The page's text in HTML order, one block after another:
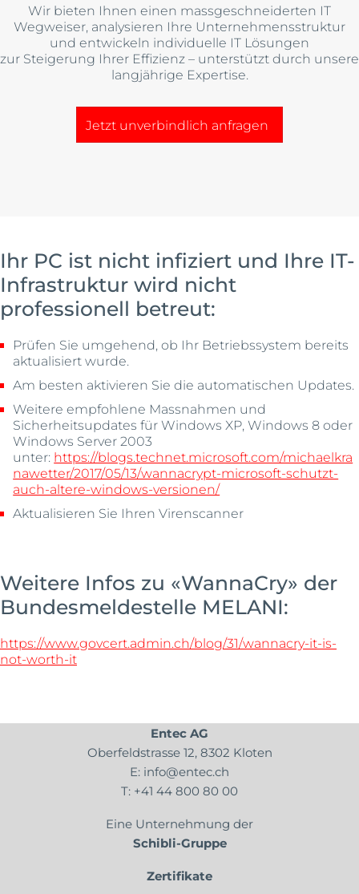
Wir bieten Ihnen einen massgeschneiderten IT
Wegweiser, analysieren Ihre Unternehmensstruktur
und entwickeln individuelle IT Lösungen
zur Steigerung Ihrer Effizienz – unterstützt durch unsere
langjährige Expertise.
Jetzt unverbindlich anfragen
Ihr PC ist nicht infiziert und Ihre IT-
Infrastruktur wird nicht
professionell betreut:
Prüfen Sie umgehend, ob Ihr Betriebssystem bereits
aktualisiert wurde.
Am besten aktivieren Sie die automatischen Updates.
Weitere empfohlene Massnahmen und
Sicherheitsupdates für Windows XP, Windows 8 oder
Windows Server 2003
unter: https://blogs.technet.microsoft.com/michaelkra
nawetter/2017/05/13/wannacrypt-microsoft-schutzt-
auch-altere-windows-versionen/
Aktualisieren Sie Ihren Virenscanner
Weitere Infos zu «WannaCry» der
Bundesmeldestelle MELANI:
https://www.govcert.admin.ch/blog/31/wannacry-it-is-
not-worth-it
Entec AG
Oberfeldstrasse 12, 8302 Kloten
E: info@entec.ch
T: +41 44 800 80 00
Eine Unternehmung der
Schibli-Gruppe
Zertifikate